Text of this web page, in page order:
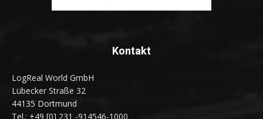
Kontakt
LogReal World GmbH
Lübecker Straße 32
44135 Dortmund
Tel.: +49 [0] 231 -914546-1000